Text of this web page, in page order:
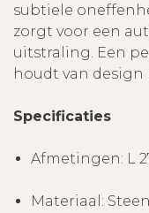
subtiele
zorgt voor een
uitstraling. Een
houdt van design
Specificaties
Afmetingen: L
Materiaal: